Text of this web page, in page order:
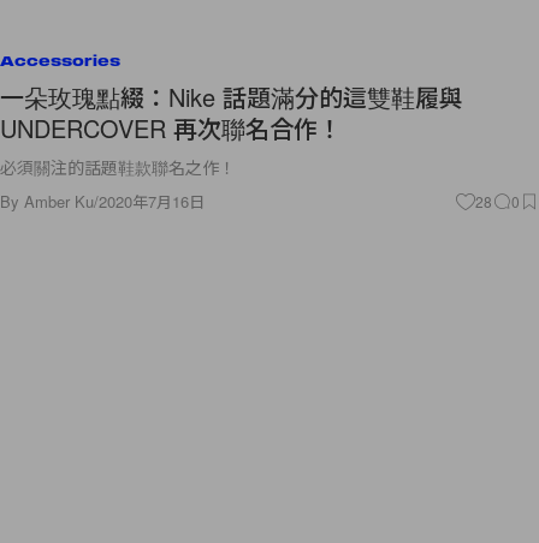
Accessories
一朵玫瑰點綴：Nike 話題滿分的這雙鞋履與
UNDERCOVER 再次聯名合作！
必須關注的話題鞋款聯名之作！
By Amber Ku/2020年7月16日 28 0